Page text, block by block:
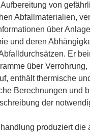
von
Abfallmaterialien,
über
und deren
Er
über Verrohrung,
enthält thermische
Berechnungen und
der
produziert die